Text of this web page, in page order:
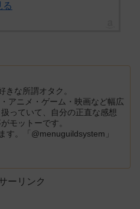
る
きな所謂オタク。
アニメ・ゲーム・映画など幅広
っていて、自分の正直な感想
モットーです。
す。「@menuguildsystem」
ーリンク